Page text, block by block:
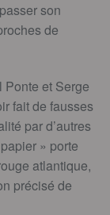
son
de
Ponte et Serge
fait de fausses
par d’autres
» porte
atlantique,
précisé de